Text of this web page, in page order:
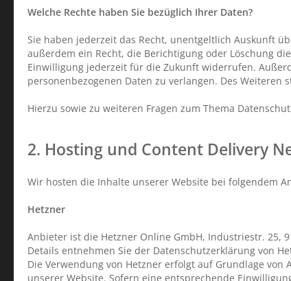
Welche Rechte haben Sie bezüglich Ihrer Daten?
Sie haben jederzeit das Recht, unentgeltlich Auskunft
außerdem ein Recht, die Berichtigung oder Löschung
Einwilligung jederzeit für die Zukunft widerrufen.
personenbezogenen Daten zu verlangen. Des
Hierzu sowie zu weiteren Fragen zum Thema
2. Hosting und Content Delivery
Wir hosten die Inhalte unserer Website bei folgendem
Hetzner
Anbieter ist die Hetzner Online GmbH, Industriestr. 25,
Details entnehmen Sie der Datenschutzerklärung von
Die Verwendung von Hetzner erfolgt auf Grundlage
unserer Website. Sofern eine entsprechende